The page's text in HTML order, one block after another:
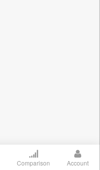
Comparison Account